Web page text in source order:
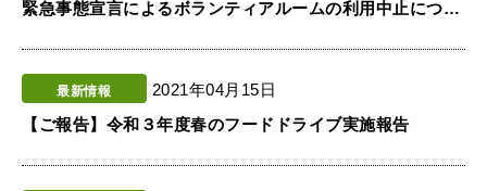
緊急事態宣言によるボランティアルームの利用中止について
最新情報
2021年04月15日
【ご報告】令和３年度春のフードドライブ実施報告